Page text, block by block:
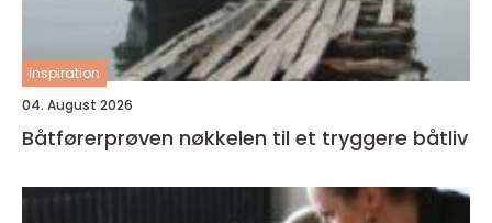
inspiration
04. August 2026
Båtførerprøven nøkkelen til et tryggere båtliv